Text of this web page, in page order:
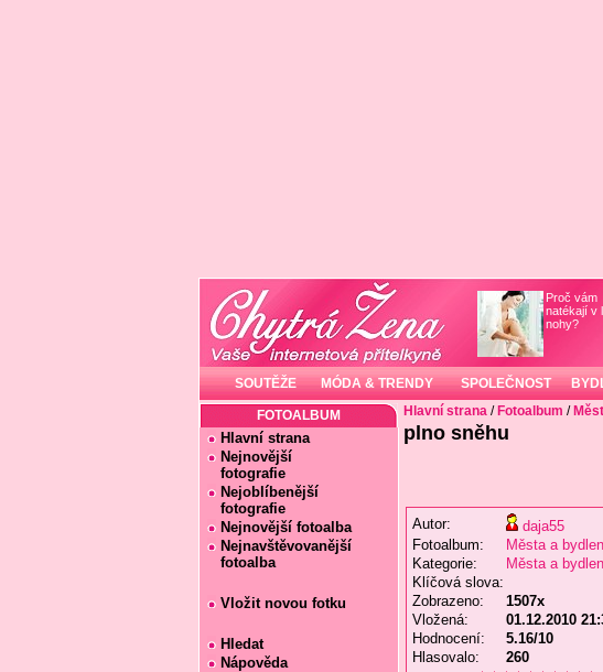
Proč vám
natékají v
nohy?
SOUTĚŽE MÓDA & TRENDY SPOLEČNOST
FOTOALBUM
Hlavní strana
Nejnovější
fotografie
Nejoblíbenější
fotografie
Nejnovější fotoalba
Nejnavštěvovanější
fotoalba
Vložit novou fotku
Hledat
Nápověda
Hlavní strana/ Fotoalbum /
plno sněhu
Autor:
daja55
Fotoalbum:
Města a
Kategorie:
Města a
Klíčová slova:
Zobrazeno:
1507x
Vložená:
01.12.2010
Hodnocení:
5.16/10
Hlasovalo:
260